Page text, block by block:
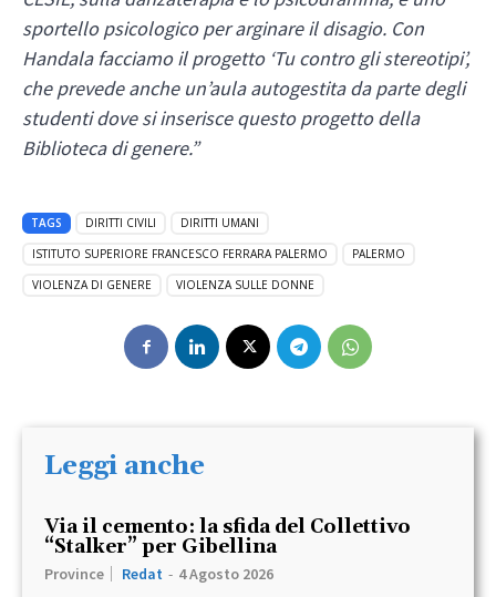
sportello psicologico per arginare il disagio. Con
Handala facciamo il progetto ‘Tu contro gli stereotipi’,
che prevede anche un’aula autogestita da parte degli
studenti dove si inserisce questo progetto della
Biblioteca di genere.”
TAGS DIRITTI CIVILI
DIRITTI UMANI
ISTITUTO SUPERIORE FRANCESCO FERRARA PALERMO
PALERMO
VIOLENZA DI GENERE
VIOLENZA SULLE DONNE
Leggi anche
Via il cemento: la sfida del Collettivo
“Stalker” per Gibellina
Province Redat - 4 Agosto 2026